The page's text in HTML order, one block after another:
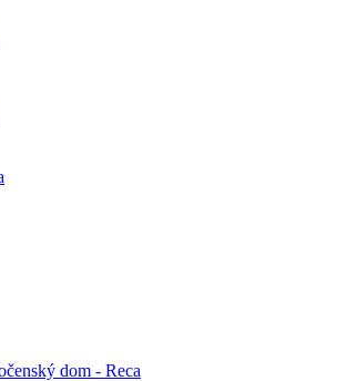
dom - Reca